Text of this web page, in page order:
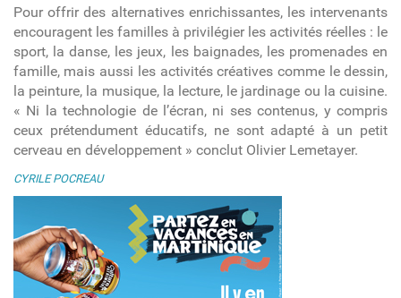
Pour offrir des alternatives enrichissantes, les intervenants
encouragent les familles à privilégier les activités réelles : le
sport, la danse, les jeux, les baignades, les promenades en
famille, mais aussi les activités créatives comme le dessin,
la peinture, la musique, la lecture, le jardinage ou la cuisine.
« Ni la technologie de l’écran, ni ses contenus, y compris
ceux prétendument éducatifs, ne sont adapté à un petit
cerveau en développement » conclut Olivier Lemetayer.
CYRILE POCREAU